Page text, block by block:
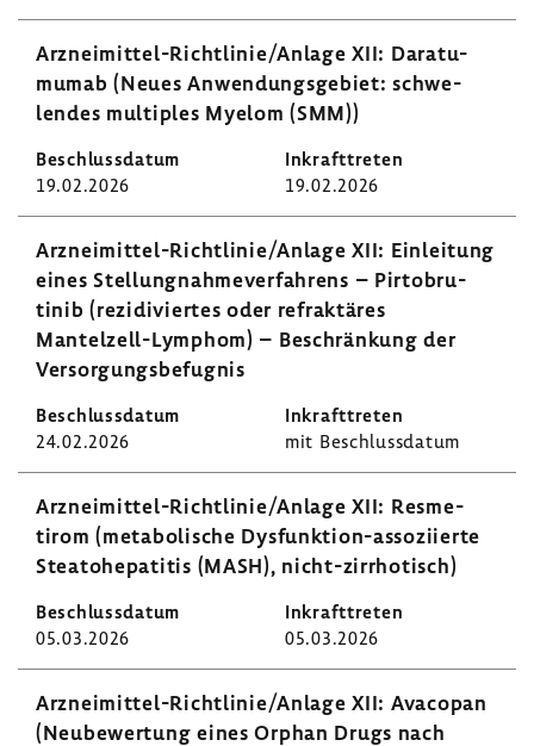
Arzneimittel-​​​​Richt­linie/Anlage XII: Dara­tu­
mumab (Neues Anwen­dungs­ge­biet: schwe­
lendes multi­ples Myelom (SMM))
19.02.2026 19.02.2026
Arzneimittel-​Richtlinie/Anlage XII: Einlei­tung
eines Stel­lung­nah­me­ver­fah­rens – Pirto­bru­
tinib (rezi­di­viertes oder refrak­täres
Mantelzell-​Lymphom) – Beschrän­kung der
Versor­gungs­be­fugnis
24.02.2026 mit Beschluss­datum
Arzneimittel-​​​​Richt­linie/Anlage XII: Resme­
tirom (meta­bo­li­sche Dysfunktion-​assoziierte
Steato­he­pa­titis (MASH), nicht-​zirrhotisch)
05.03.2026 05.03.2026
Arzneimittel-​Richtlinie/Anlage XII: Avacopan
(Neube­wer­tung eines Orphan Drugs nach